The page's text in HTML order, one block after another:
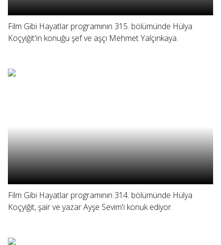
Film Gibi Hayatlar programının 315. bölümünde Hülya
Koçyiğit'in konuğu şef ve aşçı Mehmet Yalçınkaya.
Film Gibi Hayatlar programının 314. bölümünde Hülya
Koçyiğit, şair ve yazar Ayşe Sevim'i konuk ediyor.